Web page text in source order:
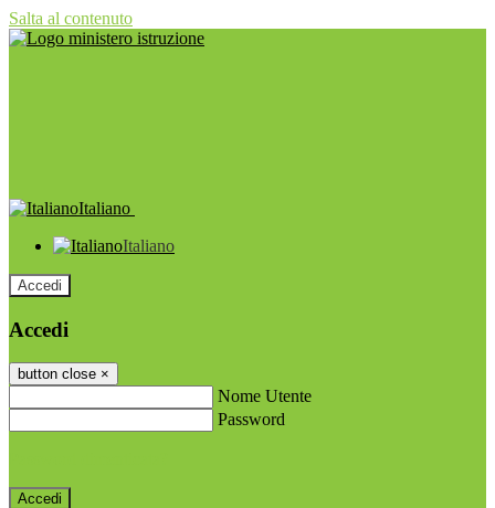
Salta al contenuto
Italiano
Italiano
Accedi
Accedi
button close ×
Nome Utente
Password